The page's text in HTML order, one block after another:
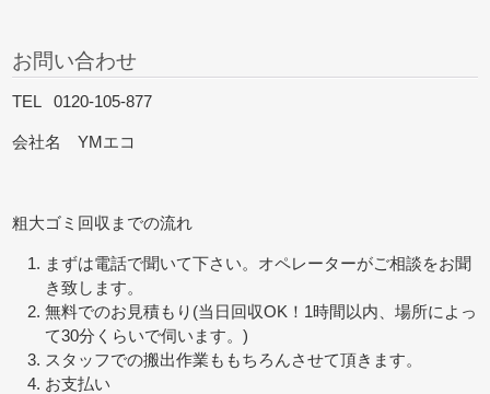
お問い合わせ
TEL 0120-105-877
会社名 YMエコ
粗大ゴミ回収までの流れ
まずは電話で聞いて下さい。オペレーターがご相談をお聞
き致します。
無料でのお見積もり(当日回収OK！1時間以内、場所によっ
て30分くらいで伺います。)
スタッフでの搬出作業ももちろんさせて頂きます。
お支払い